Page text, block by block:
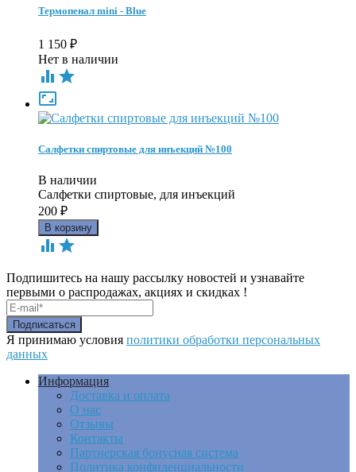
Термопенал mini - Blue
1 150 ₽
Нет в наличии
 

Салфетки спиртовые для инъекций №100
В наличии
Салфетки спиртовые, для инъекций
200 ₽
 
Подпишитесь на нашу рассылку новостей и узнавайте
первыми о распродажах, акциях и скидках !
Я принимаю условия политики обработки персональных
данных
Информация
Доставка и оплата
О нас
Отзывы
Контакты
Партнерская бонусная система
Политика конфиденциальности